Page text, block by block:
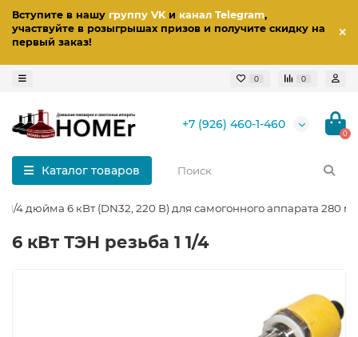
Вступите в нашу группу VKи канал Telegram,
участвуйте в розыгрышах призов и получите скидку на
первый заказ!
0 0
+7 (926) 460-1-460
0
Каталог товаров
1/4 дюйма 6 кВт (DN32, 220 В) для самогонного аппарата 280
6 кВт ТЭН резьба 1 1/4